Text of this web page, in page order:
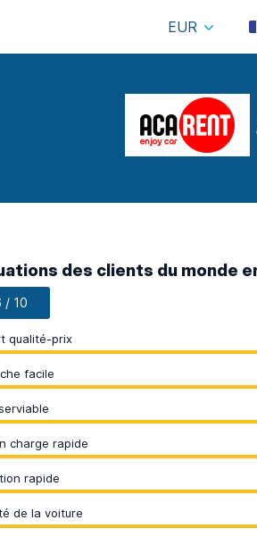
EUR
des clients du monde
/ 10
qualité-prix
facile
charge rapide
rapide
de la voiture